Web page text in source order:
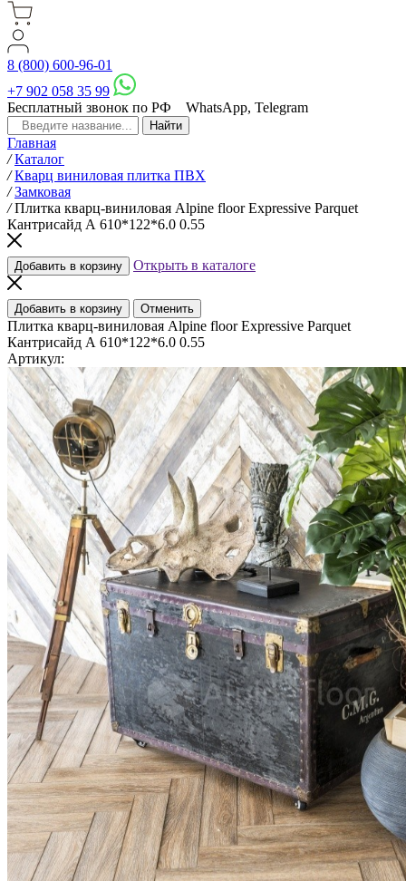
8 (800) 600-96-01
+7 902 058 35 99
Бесплатный звонок по РФ
WhatsApp, Telegram
Главная
/ Каталог
/ Кварц виниловая плитка ПВХ
/ Замковая
/ Плитка кварц-виниловая Alpine floor Expressive Parquet
Кантрисайд А 610*122*6.0 0.55
Добавить в корзину Открыть в каталоге
Добавить в корзину Отменить
Плитка кварц-виниловая Alpine floor Expressive Parquet
Кантрисайд А 610*122*6.0 0.55
Артикул: